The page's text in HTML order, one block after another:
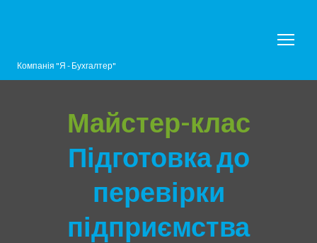
Компанія "Я - Бухгалтер"
Майстер-клас
Підготовка до
перевірки
підприємства